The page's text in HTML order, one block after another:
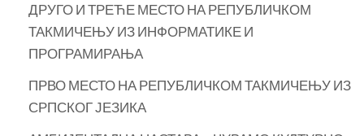
ДРУГО И ТРЕЋЕ МЕСТО НА РЕПУБЛИЧКОМ
ТАКМИЧЕЊУ ИЗ ИНФОРМАТИКЕ И
ПРОГРАМИРАЊА
ПРВО МЕСТО НА РЕПУБЛИЧКОМ ТАКМИЧЕЊУ ИЗ
СРПСКОГ ЈЕЗИКА